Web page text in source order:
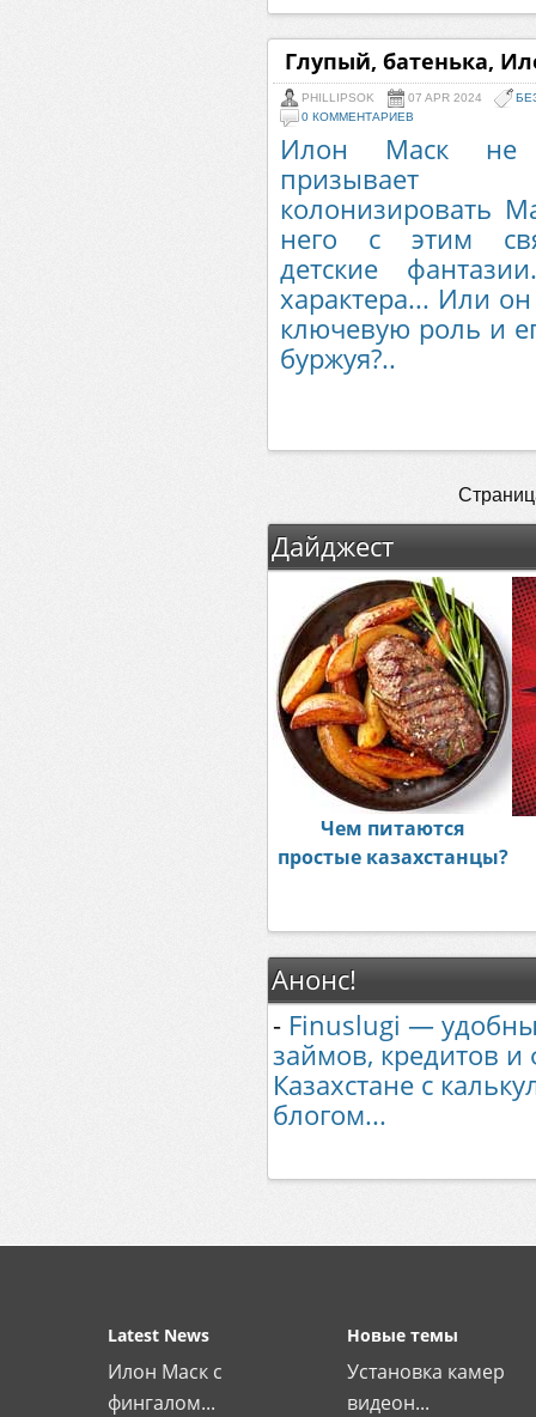
Глупый, батенька,
PHILLIPSOK 07 APR 2024
0 КОММЕНТАРИЕВ
Илон Маск не
призывает
колонизировать
него с этим
детские
характера... Или
ключевую роль и
буржуя?..
Дайджест
Чем питаются
простые казахстанцы?
Анонс!
- Finuslugi —
займов, кредитов и
Казахстане с
блогом...
Latest News
Илон Маск с
фингалом...
Новые темы
Установка камер
видеон...